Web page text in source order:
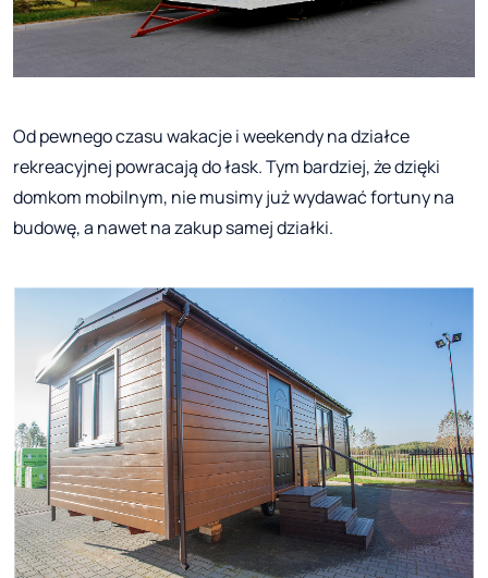
Od pewnego czasu wakacje i weekendy na działce
rekreacyjnej powracają do łask. Tym bardziej, że dzięki
domkom mobilnym, nie musimy już wydawać fortuny na
budowę, a nawet na zakup samej działki.